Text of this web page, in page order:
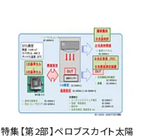
特集【第2部】ペロブスカイト太陽